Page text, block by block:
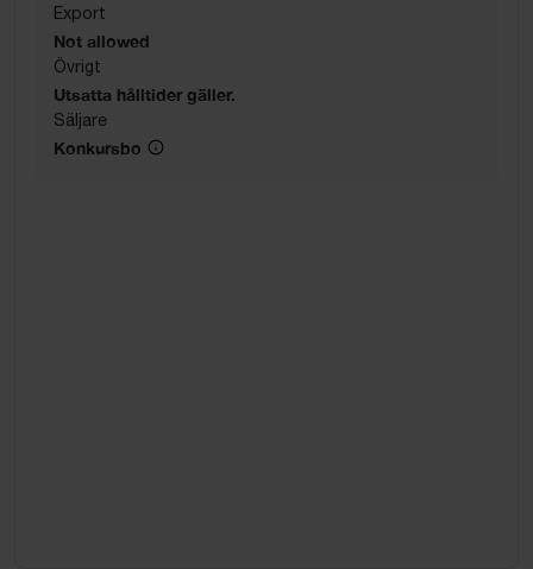
Export
Not allowed
Övrigt
Utsatta hålltider gäller.
Säljare
Konkursbo